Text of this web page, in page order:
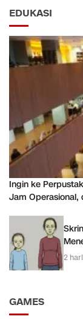
EDUKASI
Ingin ke
Jam Operasional,
2
GAMES